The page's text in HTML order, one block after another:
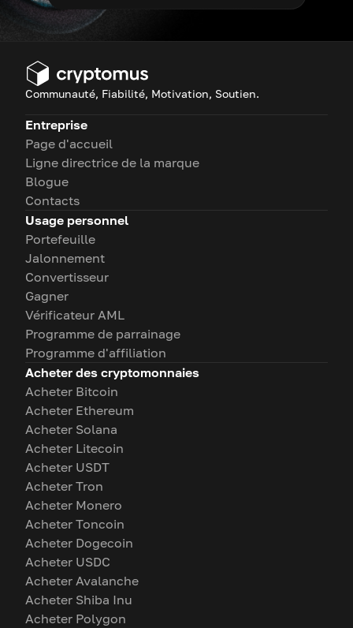
Communauté, Fiabilité, Motivation, Soutien.
Entreprise
Page d'accueil
Ligne directrice de la marque
Blogue
Contacts
Usage personnel
Portefeuille
Jalonnement
Convertisseur
Gagner
Vérificateur AML
Programme de parrainage
Programme d'affiliation
Acheter des cryptomonnaies
Acheter Bitcoin
Acheter Ethereum
Acheter Solana
Acheter Litecoin
Acheter USDT
Acheter Tron
Acheter Monero
Acheter Toncoin
Acheter Dogecoin
Acheter USDC
Acheter Avalanche
Acheter Shiba Inu
Acheter Polygon